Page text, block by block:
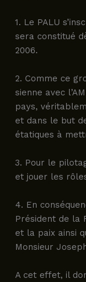
1. Le PALU
sera constitué
2006.
2. Comme ce
sienne avec
pays,
et dans le but
étatiques à
3. Pour le
et jouer les
4. En
Président de la
et la paix ainsi
Monsieur
A cet effet, il